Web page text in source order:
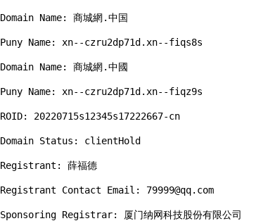
Domain Name: 商城網.中国
Puny Name: xn--czru2dp71d.xn--fiqs8s
Domain Name: 商城網.中國
Puny Name: xn--czru2dp71d.xn--fiqz9s
ROID: 20220715s12345s17222667-cn
Domain Status: clientHold
Registrant: 薛福德
Registrant Contact Email: 79999@qq.com
Sponsoring Registrar: 厦门纳网科技股份有限公司